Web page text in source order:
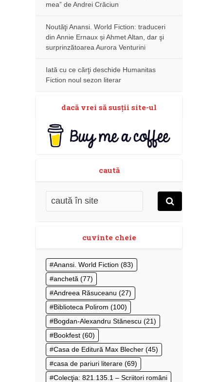
mea” de Andrei Crăciun
Noutăţi Anansi. World Fiction: traduceri
din Annie Ernaux și Ahmet Altan, dar şi
surprinzătoarea Aurora Venturini
Iată cu ce cărţi deschide Humanitas
Fiction noul sezon literar
dacă vrei să susţii site-ul
caută
cuvinte cheie
Anansi. World Fiction (83)
anchetă (77)
Andreea Răsuceanu (27)
Biblioteca Polirom (100)
Bogdan-Alexandru Stănescu (21)
Bookfest (60)
Casa de Editură Max Blecher (45)
casa de pariuri literare (69)
Colecţia: 821.135.1 – Scriitori români